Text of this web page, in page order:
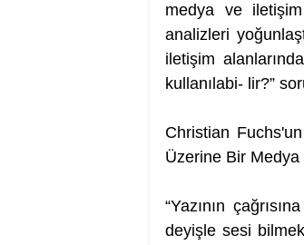
medya ve
analizleri
iletişim
kullanılabi- lir?”
Christian
Üzerine Bir Medya
“Yazının
deyişle sesi